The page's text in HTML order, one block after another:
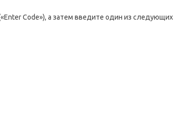
Code»), а затем введите один из следующих